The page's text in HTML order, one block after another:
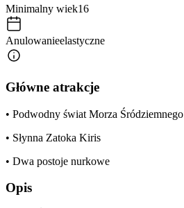
Minimalny wiek16
Anulowanieelastyczne
Główne atrakcje
• Podwodny świat Morza Śródziemnego
• Słynna Zatoka Kiris
• Dwa postoje nurkowe
Opis